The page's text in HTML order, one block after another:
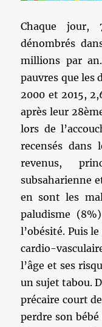
Chaque jour,
dénombrés
millions par
pauvres que les
2000 et 2015,
après leur
lors de
recensés dans
revenus,
subsaharienne
en sont les
paludisme
l’obésité. Puis
cardio-
l’âge et ses
un sujet tabou.
précaire court
perdre son bébé